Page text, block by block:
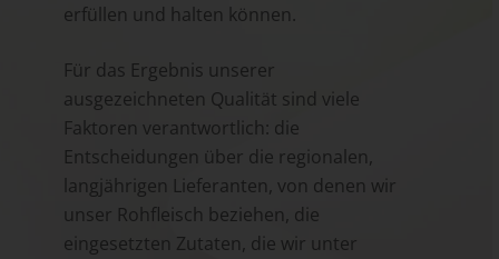
erfüllen und halten können.
Für das Ergebnis unserer
ausgezeichneten Qualität sind viele
Faktoren verantwortlich: die
Entscheidungen über die regionalen,
langjährigen Lieferanten, von denen wir
unser Rohfleisch beziehen, die
eingesetzten Zutaten, die wir unter